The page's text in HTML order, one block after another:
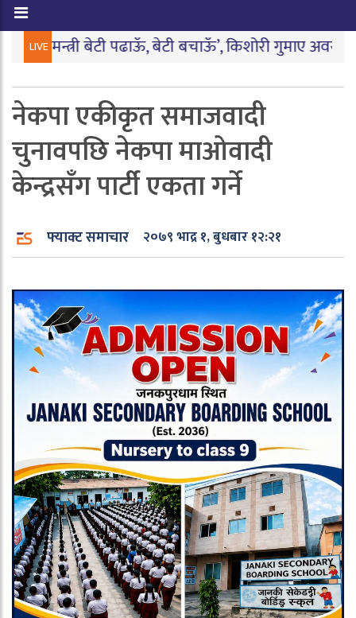
LIVE
बेटी पढाऊँ, बेटी बचाऊँ’, किशोरी गुमाए अवसर|बारामा
नेकपा एकीकृत समाजवादी
चुनावपछि नेकपा माओवादी
केन्द्रसँग पार्टी एकता गर्ने
फ्याक्ट समाचार २०७९ भाद्र १, बुधबार १२:२१